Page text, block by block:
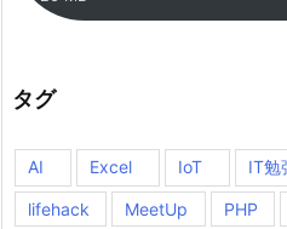
タグ
AI Excel IoT IT勉
lifehack MeetUp PHP